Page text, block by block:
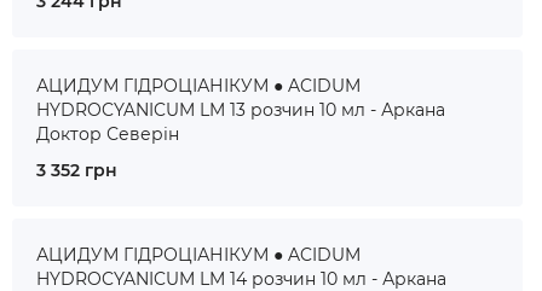
АЦИДУМ ГІДРОЦІАНІКУМ ● ACIDUM
HYDROCYANICUM LM 13 розчин 10 мл - Аркана
Доктор Северін
3 352 грн
АЦИДУМ ГІДРОЦІАНІКУМ ● ACIDUM
HYDROCYANICUM LM 14 розчин 10 мл - Аркана